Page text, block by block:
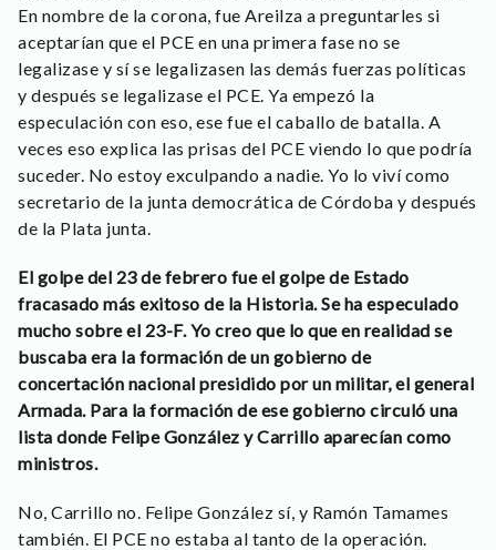
En nombre de la corona, fue Areilza a preguntarles si
aceptarían que el PCE en una primera fase no se
legalizase y sí se legalizasen las demás fuerzas políticas
y después se legalizase el PCE. Ya empezó la
especulación con eso, ese fue el caballo de batalla. A
veces eso explica las prisas del PCE viendo lo que podría
suceder. No estoy exculpando a nadie. Yo lo viví como
secretario de la junta democrática de Córdoba y después
de la Plata junta.
El golpe del 23 de febrero fue el golpe de Estado
fracasado más exitoso de la Historia. Se ha especulado
mucho sobre el 23-F. Yo creo que lo que en realidad se
buscaba era la formación de un gobierno de
concertación nacional presidido por un militar, el general
Armada. Para la formación de ese gobierno circuló una
lista donde Felipe González y Carrillo aparecían como
ministros.
No, Carrillo no. Felipe González sí, y Ramón Tamames
también. El PCE no estaba al tanto de la operación.